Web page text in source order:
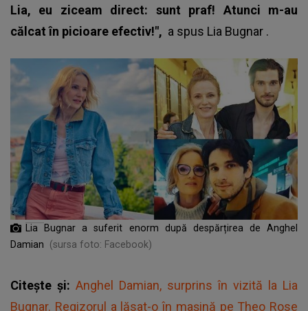
Lia, eu ziceam direct: sunt praf! Atunci m-au
călcat în picioare efectiv!", a spus Lia Bugnar .
Lia Bugnar a suferit enorm după despărțirea de Anghel
Damian
(sursa foto: Facebook)
Citește și: Anghel Damian, surprins în vizită la Lia
Bugnar. Regizorul a lăsat-o în mașină pe Theo Rose